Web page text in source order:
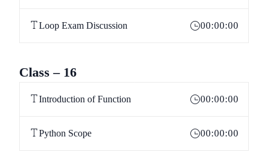
Loop Exam Discussion 00:00:00
Class – 16
Introduction of Function 00:00:00
Python Scope 00:00:00